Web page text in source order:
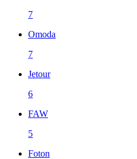
7
Omoda
7
Jetour
6
FAW
5
Foton